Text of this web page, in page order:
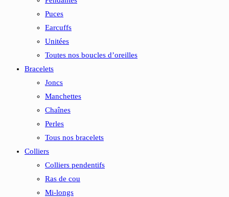
Puces
Earcuffs
Unitées
Toutes nos boucles d’oreilles
Bracelets
Joncs
Manchettes
Chaînes
Perles
Tous nos bracelets
Colliers
Colliers pendentifs
Ras de cou
Mi-longs